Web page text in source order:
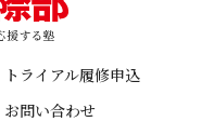
トライアル履修申込
お問い合わせ